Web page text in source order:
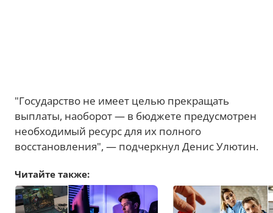
"Государство не имеет целью прекращать
выплаты, наоборот — в бюджете предусмотрен
необходимый ресурс для их полного
восстановления", — подчеркнул Денис Улютин.
Читайте также: